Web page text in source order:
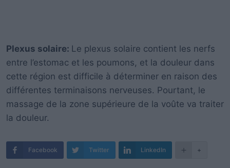
Plexus solaire: Le plexus solaire contient les nerfs
entre l’estomac et les poumons, et la douleur dans
cette région est difficile à déterminer en raison des
différentes terminaisons nerveuses. Pourtant, le
massage de la zone supérieure de la voûte va traiter
la douleur.
Facebook Twitter LinkedIn +